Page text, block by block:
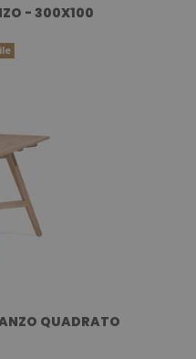
- 300X100
QUADRATO